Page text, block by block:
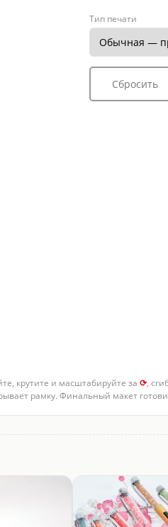
Тип печати
Сбросить
крутите и масштабируйте за ⟳,
рамку. Финальный макет